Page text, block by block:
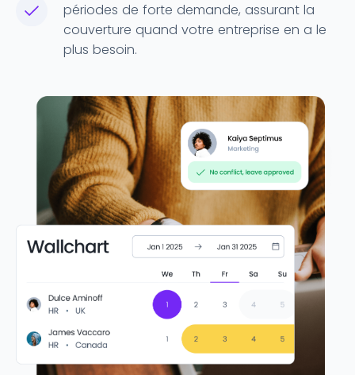
périodes de forte demande, assurant la
couverture quand votre entreprise en a le
plus besoin.